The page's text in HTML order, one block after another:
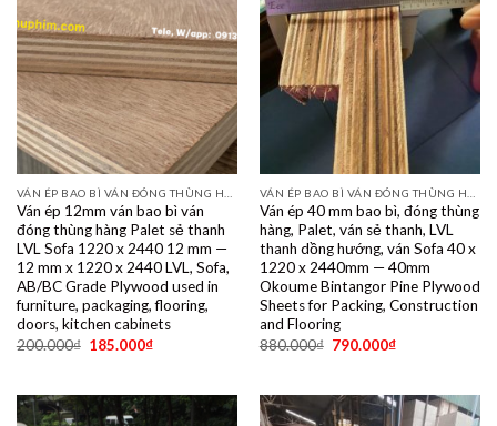
Ván ép 12mm ván bao bì ván
đóng thùng hàng Palet sẻ thanh
LVL Sofa 1220 x 2440 12 mm —
12 mm x 1220 x 2440 LVL, Sofa,
AB/BC Grade Plywood used in
furniture, packaging, flooring,
doors, kitchen cabinets
200.000₫ 185.000₫
Ván ép 40 mm bao bì, đóng thùng
hàng, Palet, ván sẻ thanh, LVL
thanh dồng hướng, ván Sofa 40 x
1220 x 2440mm — 40mm
Okoume Bintangor Pine Plywood
Sheets for Packing, Construction
and Flooring
880.000₫ 790.000₫